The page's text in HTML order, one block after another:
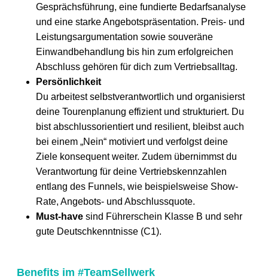
Gesprächsführung, eine fundierte Bedarfsanalyse
und eine starke Angebotspräsentation. Preis- und
Leistungsargumentation sowie souveräne
Einwandbehandlung bis hin zum erfolgreichen
Abschluss gehören für dich zum Vertriebsalltag.
Persönlichkeit
Du arbeitest selbstverantwortlich und organisierst
deine Tourenplanung effizient und strukturiert. Du
bist abschlussorientiert und resilient, bleibst auch
bei einem „Nein“ motiviert und verfolgst deine
Ziele konsequent weiter. Zudem übernimmst du
Verantwortung für deine Vertriebskennzahlen
entlang des Funnels, wie beispielsweise Show-
Rate, Angebots- und Abschlussquote.
Must-have sind Führerschein Klasse B und sehr
gute Deutschkenntnisse (C1).
Benefits im #TeamSellwerk